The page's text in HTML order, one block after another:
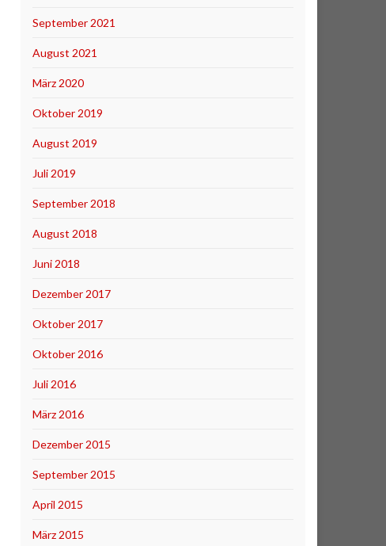
September 2021
August 2021
März 2020
Oktober 2019
August 2019
Juli 2019
September 2018
August 2018
Juni 2018
Dezember 2017
Oktober 2017
Oktober 2016
Juli 2016
März 2016
Dezember 2015
September 2015
April 2015
März 2015